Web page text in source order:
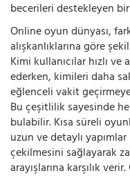
becerileri destekleyen
Online oyun dünyası,
alışkanlıklarına göre
Kimi kullanıcılar hızlı
ederken, kimileri daha
eğlenceli vakit
Bu çeşitlilik sayesinde
bulabilir. Kısa süreli
uzun ve detaylı
çekilmesini sağlayarak
arayışlarına karşılık